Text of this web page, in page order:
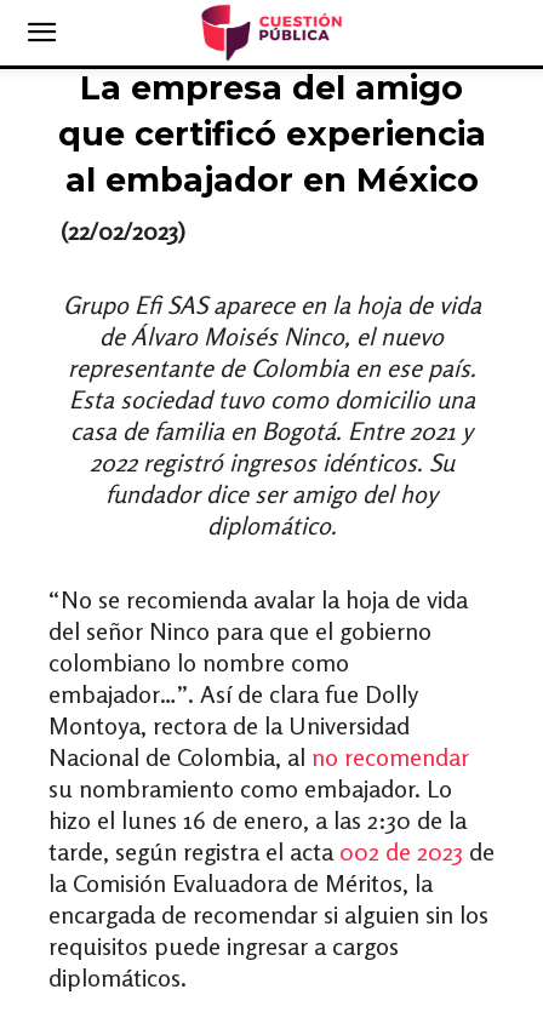
La empresa del amigo
que certificó experiencia
al embajador en México
(22/02/2023)
Grupo Efi SAS aparece en la hoja de vida
de Álvaro Moisés Ninco, el nuevo
representante de Colombia en ese país.
Esta sociedad tuvo como domicilio una
casa de familia en Bogotá. Entre 2021 y
2022 registró ingresos idénticos. Su
fundador dice ser amigo del hoy
diplomático.
“No se recomienda avalar la hoja de vida
del señor Ninco para que el gobierno
colombiano lo nombre como
embajador…”. Así de clara fue Dolly
Montoya, rectora de la Universidad
Nacional de Colombia, al no recomendar
su nombramiento como embajador. Lo
hizo el lunes 16 de enero, a las 2:30 de la
tarde, según registra el acta 002 de 2023 de
la Comisión Evaluadora de Méritos, la
encargada de recomendar si alguien sin los
requisitos puede ingresar a cargos
diplomáticos.